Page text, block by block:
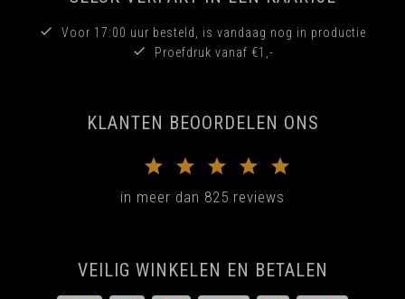
Voor 17:00 uur besteld, is vandaag nog in productie
Proefdruk vanaf €1,-
KLANTEN BEOORDELEN ONS
in meer dan 825 reviews
VEILIG WINKELEN EN BETALEN